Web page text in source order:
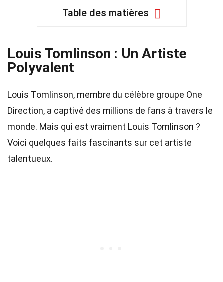
Table des matières
Louis Tomlinson : Un Artiste
Polyvalent
Louis Tomlinson, membre du célèbre groupe One
Direction, a captivé des millions de fans à travers le
monde. Mais qui est vraiment Louis Tomlinson ?
Voici quelques faits fascinants sur cet artiste
talentueux.